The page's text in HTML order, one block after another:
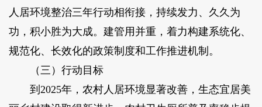
人居环境整治三年行动相衔接，持续发力、久久为
功，积小胜为大成。建管用并重，着力构建系统化、
规范化、长效化的政策制度和工作推进机制。
（三）行动目标
到2025年，农村人居环境显著改善，生态宜居美